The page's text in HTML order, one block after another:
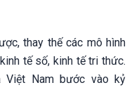
thay thế các mô hình
tế số, kinh tế tri thức.
Việt Nam bước vào kỷ